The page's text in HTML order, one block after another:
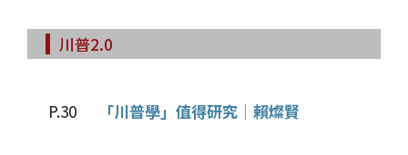
川普2.0
P.30 「川普學」值得研究│賴燦賢